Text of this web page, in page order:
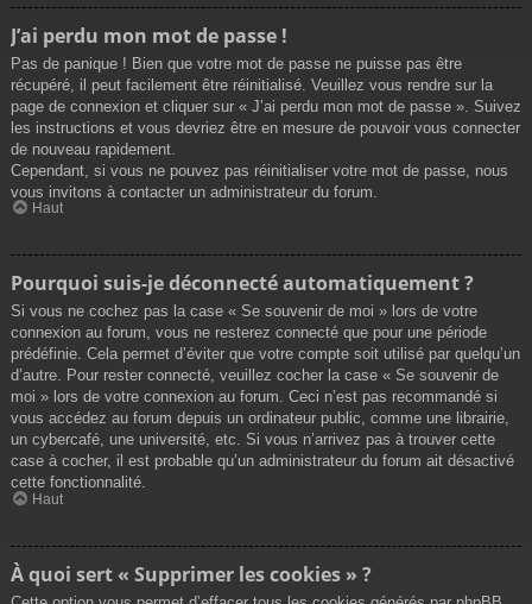
J’ai perdu mon mot de passe !
Pas de panique ! Bien que votre mot de passe ne puisse pas être
récupéré, il peut facilement être réinitialisé. Veuillez vous rendre sur la
page de connexion et cliquer sur « J’ai perdu mon mot de passe ». Suivez
les instructions et vous devriez être en mesure de pouvoir vous connecter
de nouveau rapidement.
Cependant, si vous ne pouvez pas réinitialiser votre mot de passe, nous
vous invitons à contacter un administrateur du forum.
Haut
Pourquoi suis-je déconnecté automatiquement ?
Si vous ne cochez pas la case « Se souvenir de moi » lors de votre
connexion au forum, vous ne resterez connecté que pour une période
prédéfinie. Cela permet d’éviter que votre compte soit utilisé par quelqu’un
d’autre. Pour rester connecté, veuillez cocher la case « Se souvenir de
moi » lors de votre connexion au forum. Ceci n’est pas recommandé si
vous accédez au forum depuis un ordinateur public, comme une librairie,
un cybercafé, une université, etc. Si vous n’arrivez pas à trouver cette
case à cocher, il est probable qu’un administrateur du forum ait désactivé
cette fonctionnalité.
Haut
À quoi sert « Supprimer les cookies » ?